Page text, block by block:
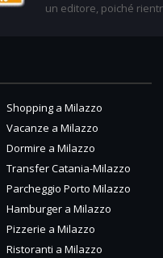
un editore, poiché
Shopping a Milazzo
Vacanze a Milazzo
Dormire a Milazzo
Transfer Catania-Milazzo
Parcheggio Porto Milazzo
Hamburger a Milazzo
Pizzerie a Milazzo
Ristoranti a Milazzo